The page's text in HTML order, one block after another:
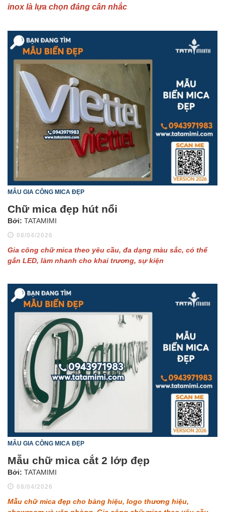
inox là lựa chọn đáng cân nhắc
MẪU GIA CÔNG MICA ĐẸP
Chữ mica đẹp hút nổi
Bởi: TATAMIMI
08/04/2026
Gia công chữ mica theo yêu cầu, đa dạng màu sắc, có thể
gắn LED, làm nhanh cho khai trương, sự kiện
MẪU GIA CÔNG MICA ĐẸP
Mẫu chữ mica cắt 2 lớp đẹp
Bởi: TATAMIMI
08/04/2026
Mẫu chữ mica đẹp cho bảng hiệu, logo thương hiệu,